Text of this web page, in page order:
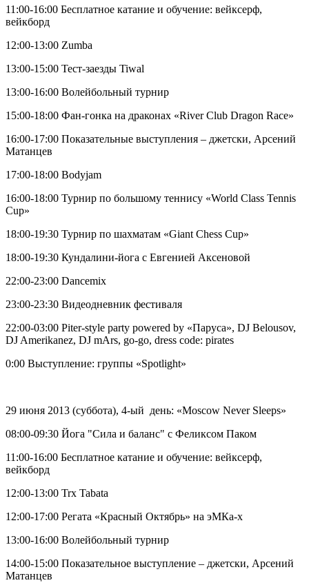
11:00-16:00 Бесплатное катание и обучение: вейксерф,
вейкборд
12:00-13:00 Zumba
13:00-15:00 Тест-заезды Tiwal
13:00-16:00 Волейбольный турнир
15:00-18:00 Фан-гонка на драконах «River Club Dragon Race»
16:00-17:00 Показательные выступления – джетски, Арсений
Матанцев
17:00-18:00 Bodyjam
16:00-18:00 Турнир по большому теннису «World Class Tennis
Cup»
18:00-19:30 Турнир по шахматам «Giant Chess Cup»
18:00-19:30 Кундалини-йога с Евгенией Аксеновой
22:00-23:00 Dancemix
23:00-23:30 Видеодневник фестиваля
22:00-03:00 Piter-style party powered by «Паруса», DJ Belousov,
DJ Amerikanez, DJ mArs, go-go, dress code: pirates
0:00 Выступление: группы «Spotlight»
29 июня 2013 (суббота), 4-ый день: «Moscow Never Sleeps»
08:00-09:30 Йога "Сила и баланс" с Феликсом Паком
11:00-16:00 Бесплатное катание и обучение: вейксерф,
вейкборд
12:00-13:00 Trx Tabata
12:00-17:00 Регата «Красный Октябрь» на эМКа-х
13:00-16:00 Волейбольный турнир
14:00-15:00 Показательное выступление – джетски, Арсений
Матанцев